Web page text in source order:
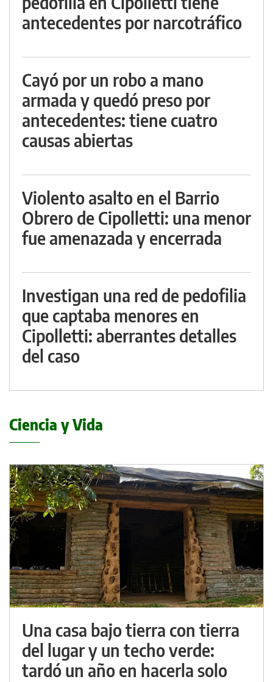
antecedentes por narcotráfico
Cayó por un robo a mano
armada y quedó preso por
antecedentes: tiene cuatro
causas abiertas
Violento asalto en el Barrio
Obrero de Cipolletti: una menor
fue amenazada y encerrada
Investigan una red de pedofilia
que captaba menores en
Cipolletti: aberrantes detalles
del caso
Ciencia y Vida
Una casa bajo tierra con tierra
del lugar y un techo verde:
tardó un año en hacerla solo